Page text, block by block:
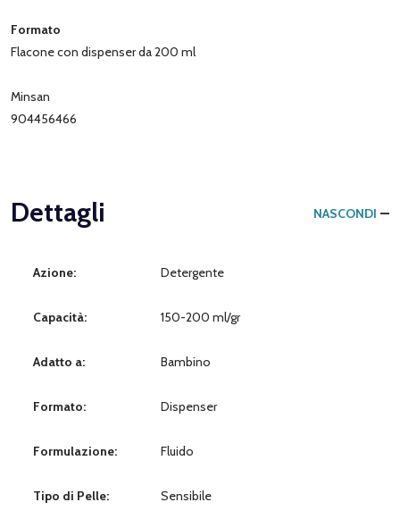
Formato
Flacone con dispenser da 200 ml
Minsan
904456466
Dettagli NASCONDI
Azione: Detergente
Capacità: 150-200 ml/gr
Adatto a: Bambino
Formato: Dispenser
Formulazione: Fluido
Tipo di Pelle: Sensibile